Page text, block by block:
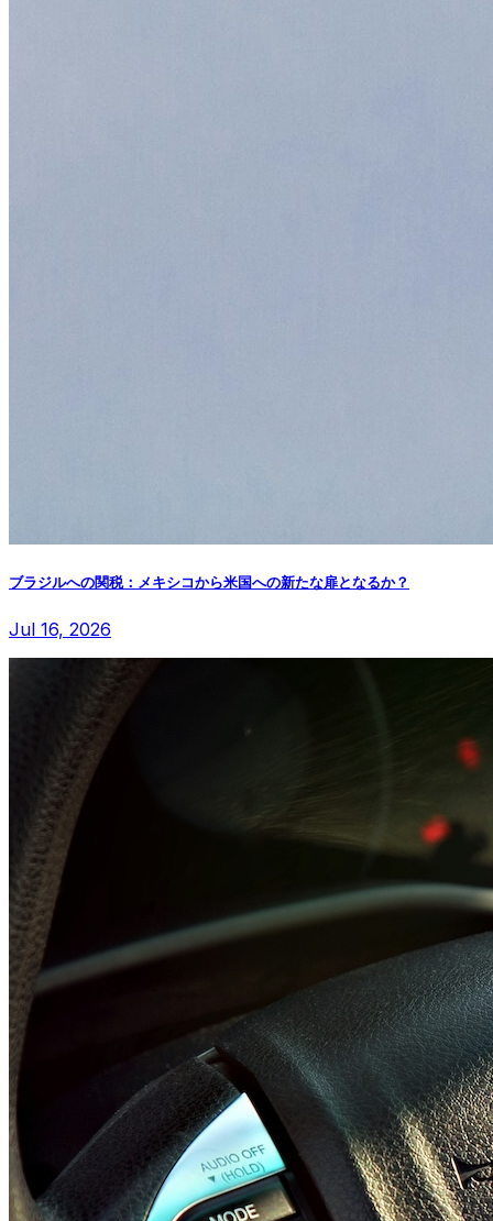
ブラジルへの関税：メキシコから米国への新たな扉となるか？
Jul 16, 2026